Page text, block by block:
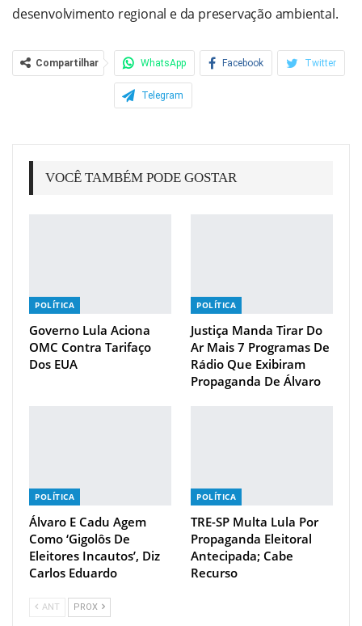
desenvolvimento regional e da preservação ambiental.
Compartilhar WhatsApp Facebook Twitter
Telegram
VOCÊ TAMBÉM PODE GOSTAR
POLÍTICA
Governo Lula Aciona
OMC Contra Tarifaço
Dos EUA
POLÍTICA
Justiça Manda Tirar Do
Ar Mais 7 Programas De
Rádio Que Exibiram
Propaganda De Álvaro
POLÍTICA
Álvaro E Cadu Agem
Como ‘gigolôs De
Eleitores Incautos’, Diz
Carlos Eduardo
POLÍTICA
TRE-SP Multa Lula Por
Propaganda Eleitoral
Antecipada; Cabe
Recurso
ANT PROX